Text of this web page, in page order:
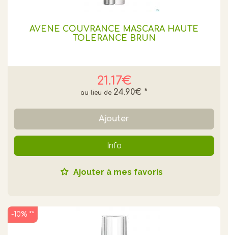
AVENE COUVRANCE MASCARA HAUTE
TOLERANCE BRUN
21.17€
24.90€ *
Ajouter
Info
Ajouter à mes favoris
-10% **